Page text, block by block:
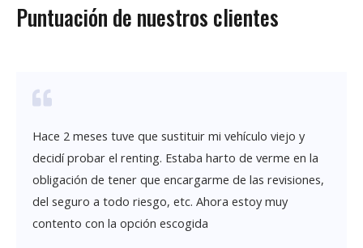
Puntuación de nuestros clientes
Hace 2 meses tuve que sustituir mi vehículo viejo y
decidí probar el renting. Estaba harto de verme en la
obligación de tener que encargarme de las revisiones,
del seguro a todo riesgo, etc. Ahora estoy muy
contento con la opción escogida